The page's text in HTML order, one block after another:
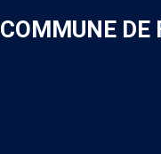
COMMUNE DE